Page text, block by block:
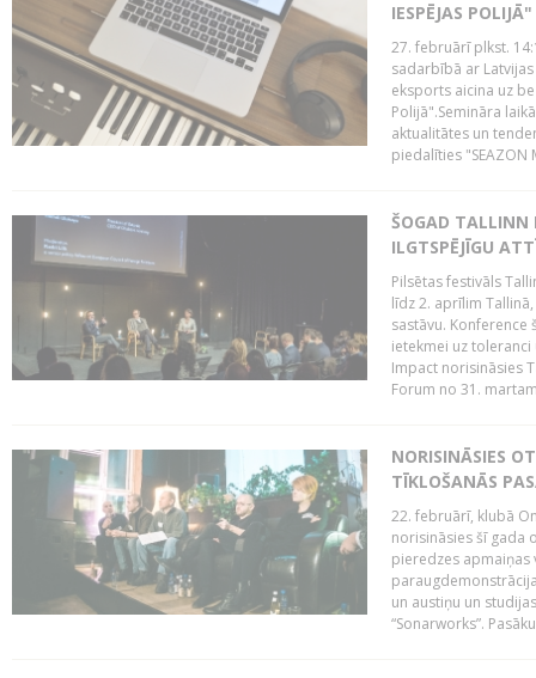
IESPĒJAS POLIJĀ"
27. februārī plkst.
sadarbībā ar
eksports aicina uz
Polijā".Semināra
aktualitātes un
piedalīties "SEAZON
ŠOGAD TALLINN
ILGTSPĒJĪGU
Pilsētas festivāls
līdz 2. aprīlim
sastāvu.
ietekmei uz
Impact norisināsies
Forum no 31.
NORISINĀSIES
TĪKLOŠANĀS
22. februārī, klubā
norisināsies šī gada
pieredzes apmaiņas
un austiņu un
“Sonarworks”.